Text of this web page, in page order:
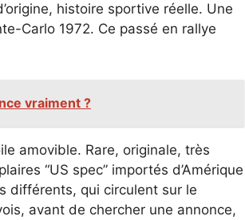
histoire sportive réelle. Une
Carlo 1972. Ce passé en rallye
vraiment ?
amovible. Rare, originale, très
“US spec” importés d’Amérique
différents, qui circulent sur le
avant de chercher une annonce,